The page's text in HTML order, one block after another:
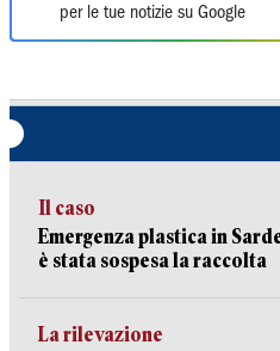
per le tue notizie su Google
Il caso
Emergenza plastica in
è stata sospesa la raccolta
La rilevazione